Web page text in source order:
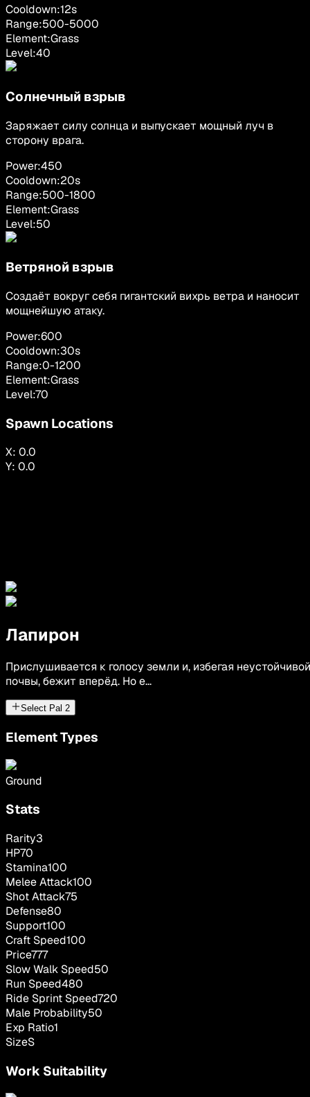
Cooldown:12s
Range:500-5000
Element:Grass
Level:40
Солнечный взрыв
Заряжает силу солнца и выпускает мощный луч в
сторону врага.
Power:450
Cooldown:20s
Range:500-1800
Element:Grass
Level:50
Ветряной взрыв
Создаёт вокруг себя гигантский вихрь ветра и наносит
мощнейшую атаку.
Power:600
Cooldown:30s
Range:0-1200
Element:Grass
Level:70
Spawn Locations
X: 0.0
Y: 0.0
Лапирон
Прислушивается к голосу земли и, избегая неустойчивой
почвы, бежит вперёд. Но е...
Select Pal 2
Element Types
Ground
Stats
Rarity3
HP70
Stamina100
Melee Attack100
Shot Attack75
Defense80
Support100
Craft Speed100
Price777
Slow Walk Speed50
Run Speed480
Ride Sprint Speed720
Male Probability50
Exp Ratio1
SizeS
Work Suitability